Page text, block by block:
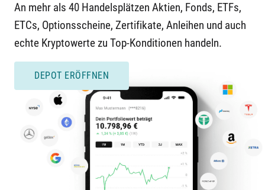
An mehr als 40 Handelsplätzen Aktien, Fonds, ETFs,
ETCs, Optionsscheine, Zertifikate, Anleihen und auch
echte Kryptowerte zu Top-Konditionen handeln.
DEPOT ERÖFFNEN